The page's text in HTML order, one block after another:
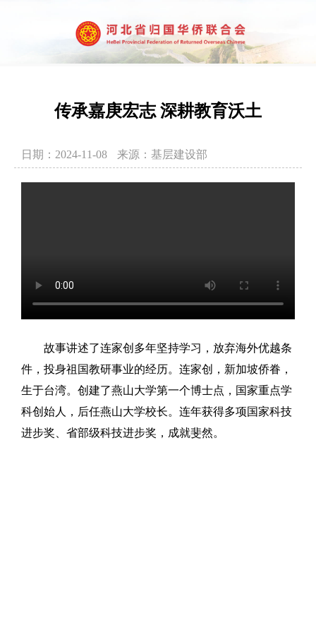
传承嘉庚宏志 深耕教育沃土
日期：2024-11-08 来源：基层建设部
故事讲述了连家创多年坚持学习，放弃海外优越条
件，投身祖国教研事业的经历。连家创，新加坡侨眷，
生于台湾。创建了燕山大学第一个博士点，国家重点学
科创始人，后任燕山大学校长。连年获得多项国家科技
进步奖、省部级科技进步奖，成就斐然。